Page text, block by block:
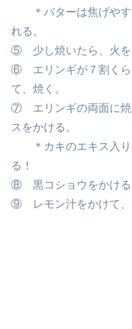
＊バターは焦げやす
れる。
⑤ 少し焼いたら、火を
⑥ エリンギが７割くら
て、焼く。
⑦ エリンギの両面に焼
スをかける。
＊カキのエキス入り
る！
⑧ 黒コショウをかける
⑨ レモン汁をかけて、